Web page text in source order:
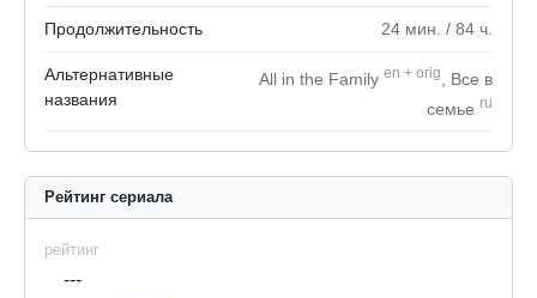
Продолжительность 24 мин. / 84 ч.
Альтернативные
названия
All in the Family en + orig
, Все в
семье ru
Рейтинг сериала
рейтинг
---